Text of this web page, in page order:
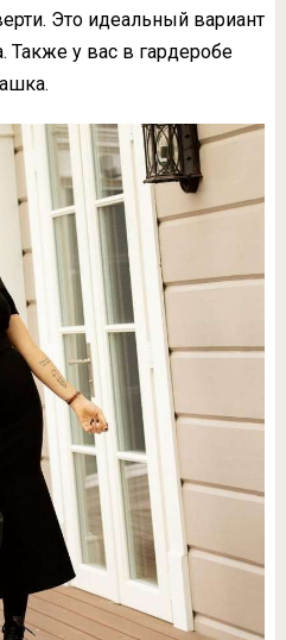
Это идеальный вариант
Также у вас в гардеробе